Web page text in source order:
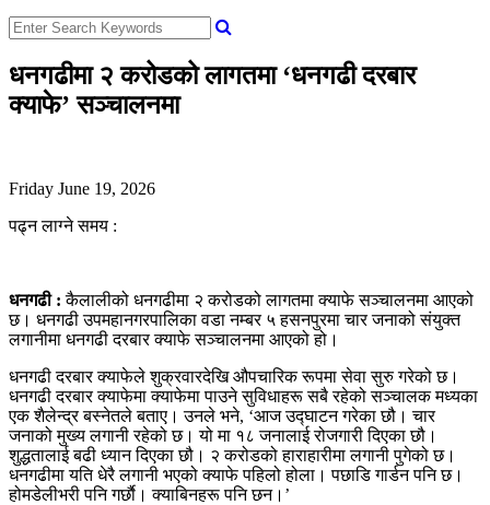
धनगढीमा २ करोडको लागतमा ‘धनगढी दरबार
क्याफे’ सञ्चालनमा
Friday June 19, 2026
पढ्न लाग्ने समय :
धनगढी : कैलालीको धनगढीमा २ करोडको लागतमा क्याफे सञ्चालनमा आएको
छ। धनगढी उपमहानगरपालिका वडा नम्बर ५ हसनपुरमा चार जनाको संयुक्त
लगानीमा धनगढी दरबार क्याफे सञ्चालनमा आएको हो।
धनगढी दरबार क्याफेले शुक्रवारदेखि औपचारिक रूपमा सेवा सुरु गरेको छ।
धनगढी दरबार क्याफेमा क्याफेमा पाउने सुविधाहरू सबै रहेको सञ्चालक मध्यका
एक शैलेन्द्र बस्नेतले बताए। उनले भने, ‘आज उद्घाटन गरेका छौ। चार
जनाको मुख्य लगानी रहेको छ। यो मा १८ जनालाई रोजगारी दिएका छौ।
शुद्धतालाई बढी ध्यान दिएका छौ। २ करोडको हाराहारीमा लगानी पुगेको छ।
धनगढीमा यति धेरै लगानी भएको क्याफे पहिलो होला। पछाडि गार्डन पनि छ।
होमडेलीभरी पनि गर्छाै। क्याबिनहरू पनि छन।’